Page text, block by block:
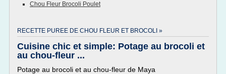
Chou Fleur Brocoli Poulet
RECETTE PUREE DE CHOU FLEUR ET BROCOLI »
Cuisine chic et simple: Potage au brocoli et
au chou-fleur ...
Potage au brocoli et au chou-fleur de Maya